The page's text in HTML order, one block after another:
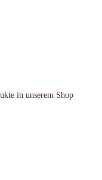
in unserem Shop